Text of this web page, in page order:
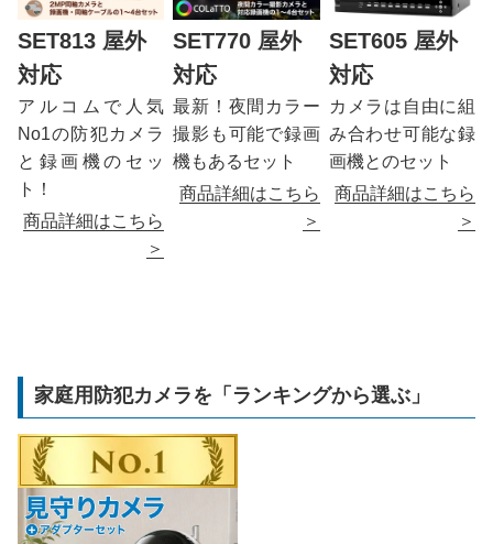
SET813 屋外
対応
アルコムで人気
No1の防犯カメラ
と録画機のセッ
ト！
商品詳細はこちら
＞
SET770 屋外
対応
最新！夜間カラー
撮影も可能で録画
機もあるセット
商品詳細はこちら
＞
SET605 屋外
対応
カメラは自由に組
み合わせ可能な録
画機とのセット
商品詳細はこちら
＞
家庭用防犯カメラを「ランキングから選ぶ」